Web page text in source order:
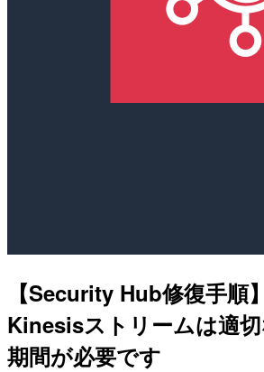
【Security Hub修復手順
Kinesisストリームは適
期間が必要です